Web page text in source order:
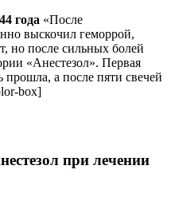
года «После
выскочил геморрой,
но после сильных болей
«Анестезол». Первая
прошла, а после пяти свечей
box]
при лечении